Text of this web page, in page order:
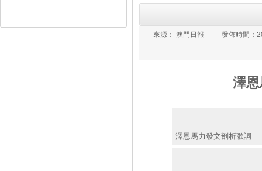
來源： 澳門日報 發佈時間：
澤
澤恩馬力發文剖析歌詞